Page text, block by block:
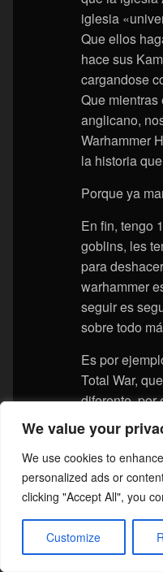
We value your
We use cookies to
personalized ads or
clicking "Accept All", you
Customize
iglesia
Que ellos
hace sus
cargandose
Que
anglicano,
Warhammer
la historia
Porque ya
En fin, tengo
goblins, les
para
warhammer
seguir es
sobre todo
Es por
Total War,
diferente, por
los
magiares,
pero no por
Guerra
están
En fin… un